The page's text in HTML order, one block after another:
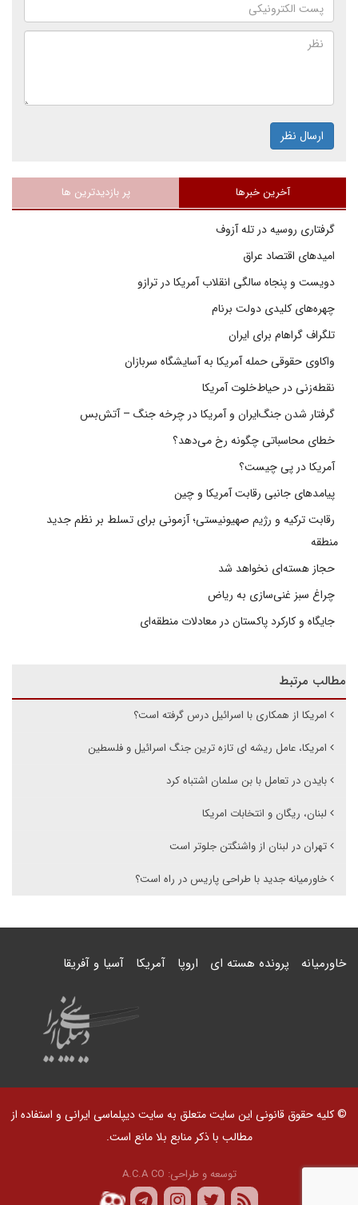
ارسال نظر
آخرین خبرها پر بازدیدترین ها
گرفتاری روسیه در تله آزوف
امیدهای اقتصاد عراق
دویست و پنجاه سالگی انقلاب آمریکا در ترازو
چهره‌های کلیدی دولت برنام
تلگراف گراهام برای ایران
واکاوی حقوقی حمله آمریکا به آسایشگاه سربازان
نقطه‌زنی در حیاط‌خلوت آمریکا
گرفتار شدن جنگ‌ایران و آمریکا در چرخه جنگ – آتش‌بس
خطای محاسباتی چگونه رخ می‌دهد؟
آمریکا در پی چیست؟
پیامدهای جانبی رقابت آمریکا و چین
رقابت ترکیه و رژیم صهیونیستی؛ آزمونی برای تسلط بر نظم جدید
منطقه
حجاز هسته‌ای نخواهد شد
چراغ سبز غنی‌سازی به ریاض
جایگاه و کارکرد پاکستان در معادلات منطقه‌ای
مطالب مرتبط
امریکا از همکاری با اسرائیل درس گرفته است؟
امریکا، عامل ریشه ای تازه ترین جنگ اسرائیل و فلسطین
بایدن در تعامل با بن سلمان اشتباه کرد
لبنان، ریگان و انتخابات امریکا
تهران در لبنان از واشنگتن جلوتر است
خاورمیانه جدید با طراحی پاریس در راه است؟
خاورمیانه پرونده هسته ای اروپا آمریکا آسیا و آفریقا
© کلیه حقوق قانونی این سایت متعلق به سایت دیپلماسی ایرانی و استفاده از
مطالب با ذکر منابع بلا مانع است.
توسعه و طراحی: A.C.A CO